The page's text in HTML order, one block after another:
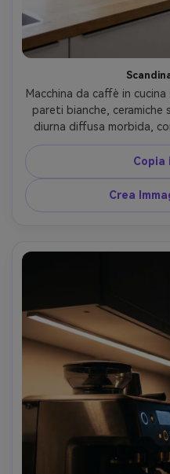
Macchina da caffè in
pareti bianche, ceramiche
diurna diffusa morbida,
negativi, scatto con Canon
puliti,Copia
Crea